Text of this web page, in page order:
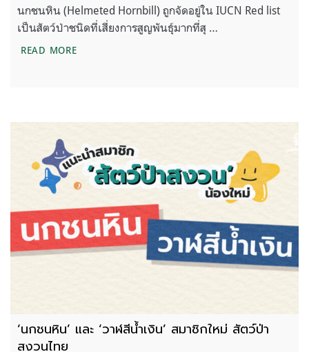
นกชนหิน (Helmeted Hornbill) ถูกจัดอยู่ใน IUCN Red list
เป็นสัตว์ป่าชนิดที่เสี่ยงการสูญพันธุ์มากที่สุ …
READ MOREลำดับเหตุการณ์การผลักดันนกชนหิน สู่สัตว์ป่าสงวน ล
‘นกชนหิน’ และ ‘วาฬสีน้ำเงิน’ สมาชิกใหม่ สัตว์ป่า
สงวนไทย